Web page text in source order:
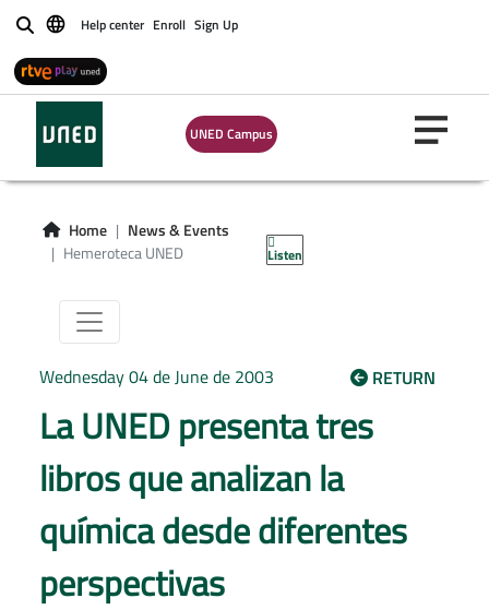
BuscarHelp center Enroll Sign Up
UNED Campus
Home
News & Events
Hemeroteca UNED
Listen
Hemeroteca
Wednesday 04 de June de 2003 RETURN
La UNED presenta tres
libros que analizan la
química desde diferentes
perspectivas